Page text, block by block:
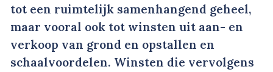
tot een ruimtelijk samenhangend geheel,
maar vooral ook tot winsten uit aan- en
verkoop van grond en opstallen en
schaalvoordelen. Winsten die vervolgens